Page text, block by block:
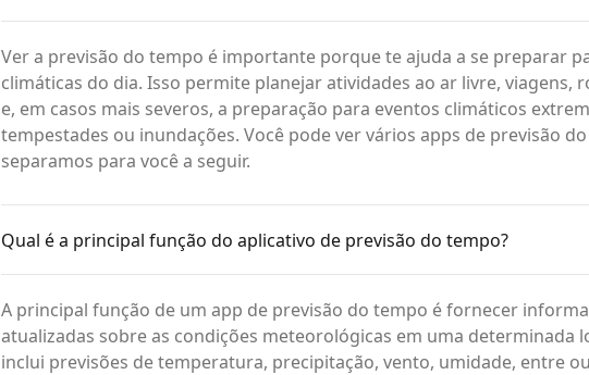
Ver a previsão do tempo é importante porque te ajuda a se preparar
climáticas do dia. Isso permite planejar atividades ao ar livre, viagens,
e, em casos mais severos, a preparação para eventos climáticos
tempestades ou inundações. Você pode ver vários apps de previsão
separamos para você a seguir.
Qual é a principal função do aplicativo de previsão do tempo?
A principal função de um app de previsão do tempo é fornecer
atualizadas sobre as condições meteorológicas em uma determinada
inclui previsões de temperatura, precipitação, vento, umidade, entre